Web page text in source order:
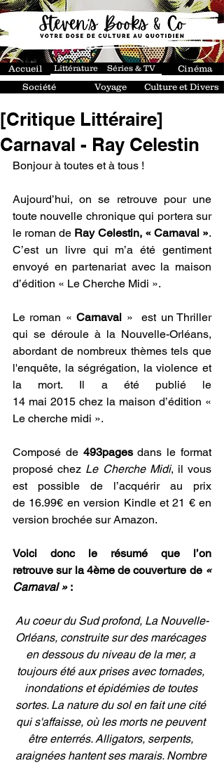
Cinéma
Culture et Divers
Séries & TV
Voyage
Société
Accueil Littérature
[Critique Littéraire]
Carnaval - Ray Celestin
Bonjour à toutes et à tous !
Aujourd’hui, on se retrouve pour une
toute nouvelle chronique qui portera sur
le roman de Ray Celestin, « Carnaval ».
C’est un livre qui m’a été gentiment
envoyé en partenariat avec la maison
d’édition « Le Cherche Midi ».
Le roman « Carnaval »  est un Thriller
qui se déroule à la Nouvelle-Orléans,
abordant de nombreux thèmes tels que
l'enquête, la ségrégation, la violence et
la mort. Il a été publié le
14 mai 2015 chez la maison d’édition «
Le cherche midi ».
Composé de 493pages dans le format
proposé chez Le Cherche Midi, il vous
est possible de l’acquérir au prix
de 16.99€ en version Kindle et 21 € en
version brochée sur Amazon.
Voici donc le résumé que l’on
retrouve sur la 4ème de couverture de «
Carnaval » :
Au coeur du Sud profond, La Nouvelle-
Orléans, construite sur des marécages
en dessous du niveau de la mer, a
toujours été aux prises avec tornades,
inondations et épidémies de toutes
sortes. La nature du sol en fait une cité
qui s'affaisse, où les morts ne peuvent
être enterrés. Alligators, serpents,
araignées hantent ses marais. Nombre